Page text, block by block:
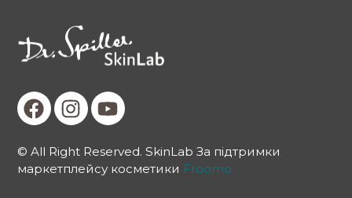
© All Right Reserved. SkinLab За підтримки
маркетплейсу косметики Froomo